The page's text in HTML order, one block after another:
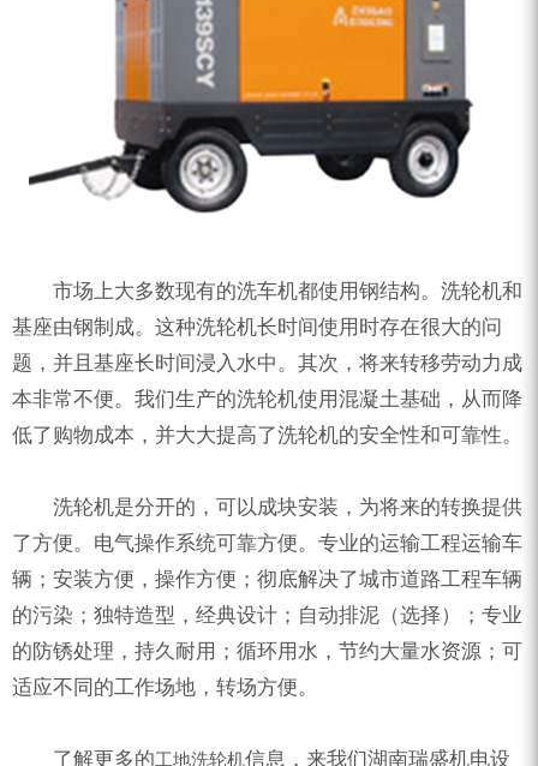
市场上大多数现有的洗车机都使用钢结构。洗轮机和
基座由钢制成。这种洗轮机长时间使用时存在很大的问
题，并且基座长时间浸入水中。其次，将来转移劳动力成
本非常不便。我们生产的洗轮机使用混凝土基础，从而降
低了购物成本，并大大提高了洗轮机的安全性和可靠性。
洗轮机是分开的，可以成块安装，为将来的转换提供
了方便。电气操作系统可靠方便。专业的运输工程运输车
辆；安装方便，操作方便；彻底解决了城市道路工程车辆
的污染；独特造型，经典设计；自动排泥（选择）；专业
的防锈处理，持久耐用；循环用水，节约大量水资源；可
适应不同的工作场地，转场方便。
了解更多的工地洗轮机信息，来我们湖南瑞盛机电设